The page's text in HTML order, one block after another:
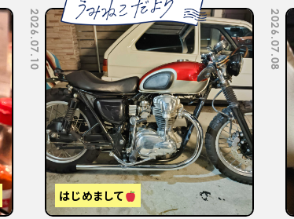
2026.07.10
はじめまして
2026.07.08